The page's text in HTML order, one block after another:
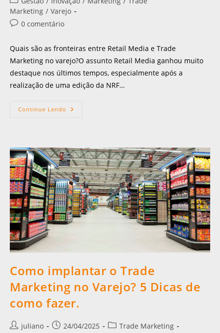
Marketing / Varejo
0 comentário
Quais são as fronteiras entre Retail Media e Trade
Marketing no varejo?O assunto Retail Media ganhou muito
destaque nos últimos tempos, especialmente após a
realização de uma edição da NRF…
Continue Lendo
Como implantar o Trade
Marketing no Varejo? 5 Dicas de
como fazer.
juliano 24/04/2025
Trade Marketing